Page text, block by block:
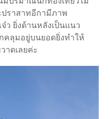
ปราสาทอีกามีภาพ
ว ยิ่งด้านหลังเป็นแนว
คลุมอยู่บนยอดยิ่งทำให้
าดเลยค่ะ